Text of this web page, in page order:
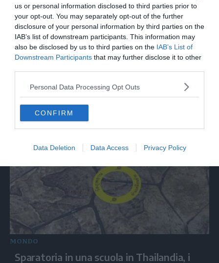
us or personal information disclosed to third parties prior to
your opt-out. You may separately opt-out of the further
disclosure of your personal information by third parties on the
IAB’s list of downstream participants. This information may
also be disclosed by us to third parties on the IAB’s List of
Downstream Participants that may further disclose it to other
Personal Data Processing Opt Outs
CONFIRM
Data Deletion Data Access Privacy Policy
Joni Sighvatsson: "Il cinema italiano ha
disegnato la mia visione del mondo e del
cinema"
MONDO
Sparatoria in una scuola in Thailandia, i